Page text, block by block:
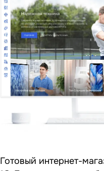
Готовый интернет-